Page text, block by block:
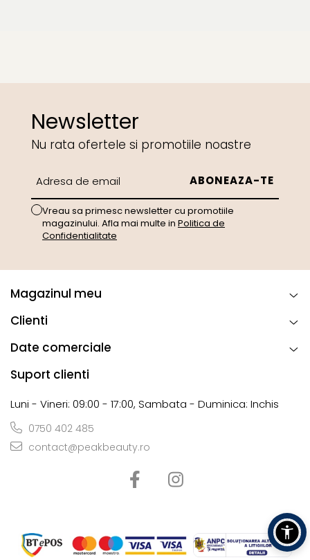
Newsletter
Nu rata ofertele si promotiile noastre
Vreau sa primesc newsletter cu promotiile
magazinului. Afla mai multe in Politica de
Confidentialitate
Magazinul meu
Clienti
Date comerciale
Suport clienti
Luni - Vineri: 09:00 - 17:00, Sambata - Duminica: Inchis
0750 402 485
contact@peakbeauty.ro